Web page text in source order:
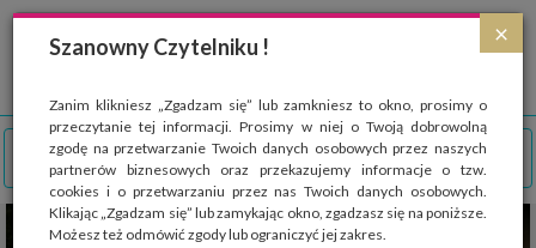
×
Szanowny Czytelniku !
Zanim klikniesz „Zgadzam się” lub zamkniesz to okno, prosimy o
przeczytanie tej informacji. Prosimy w niej o Twoją dobrowolną
zgodę na przetwarzanie Twoich danych osobowych przez naszych
partnerów biznesowych oraz przekazujemy informacje o tzw.
cookies i o przetwarzaniu przez nas Twoich danych osobowych.
Klikając „Zgadzam się” lub zamykając okno, zgadzasz się na poniższe.
Możesz też odmówić zgody lub ograniczyć jej zakres.
Strona wykorzystuje pliki cookies, które służą głównie do celów statystycznych.
Wyrażając zgodę na używanie 'cookies', zezwalasz na zapisanie ich w pamięci
przeglądarki. Przejdź do
polityki cookies